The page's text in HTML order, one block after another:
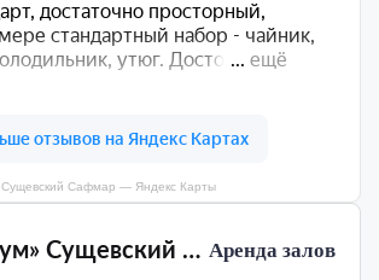
Зал «Нериум» Сущевский Сафмар Аренда залов
Сущевский Сафмар — Яндекс Карты